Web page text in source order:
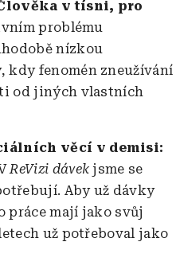
v tísni, pro
problému
nízkou
kdy fenomén zneužívání
od jiných vlastních
věcí v demisi:
ReVizi dávek jsme se
Aby už dávky
práce mají jako svůj
už potřeboval jako